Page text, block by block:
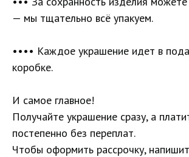
— мы тщательно всё упакуем.
•••• Каждое украшение идет в
коробке.
И самое главное!
Получайте украшение сразу, а
постепенно без переплат.
Чтобы оформить рассрочку,